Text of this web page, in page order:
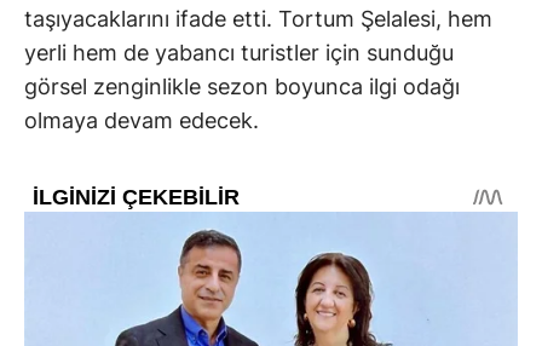
taşıyacaklarını ifade etti. Tortum Şelalesi, hem
yerli hem de yabancı turistler için sunduğu
görsel zenginlikle sezon boyunca ilgi odağı
olmaya devam edecek.